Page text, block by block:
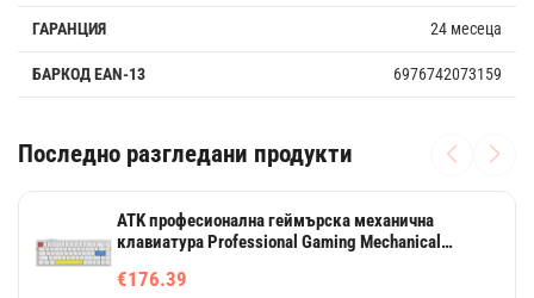
ГАРАНЦИЯ 24 месеца
БАРКОД EAN-13 6976742073159
Последно разгледани продукти
ATK професионална геймърска механична
клавиатура Professional Gaming Mechanical
[Linear] - White Shadow
€176.39